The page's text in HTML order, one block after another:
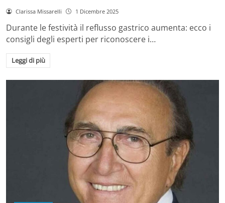
Clarissa Missarelli 1 Dicembre 2025
Durante le festività il reflusso gastrico aumenta: ecco i
consigli degli esperti per riconoscere i…
Leggi di più